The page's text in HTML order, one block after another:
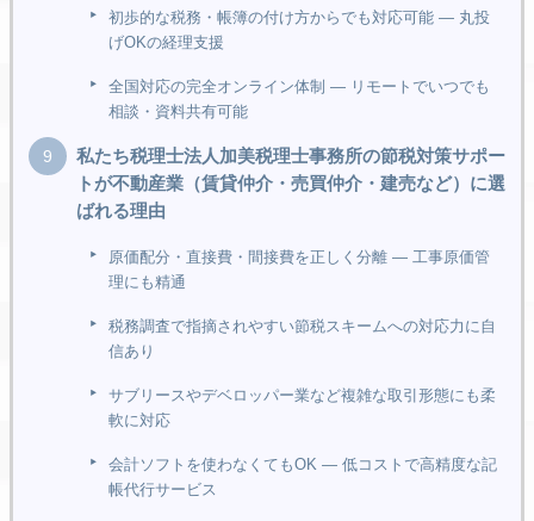
初歩的な税務・帳簿の付け方からでも対応可能 ― 丸投
げOKの経理支援
全国対応の完全オンライン体制 ― リモートでいつでも
相談・資料共有可能
私たち税理士法人加美税理士事務所の節税対策サポー
トが不動産業（賃貸仲介・売買仲介・建売など）に選
ばれる理由
原価配分・直接費・間接費を正しく分離 ― 工事原価管
理にも精通
税務調査で指摘されやすい節税スキームへの対応力に自
信あり
サブリースやデベロッパー業など複雑な取引形態にも柔
軟に対応
会計ソフトを使わなくてもOK ― 低コストで高精度な記
帳代行サービス